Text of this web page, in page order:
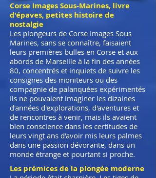
Corse Images Sous-Marines, livre
d'épaves, petites histoire de
nostalgie
Les plongeurs de Corse Images Sous
Marines, sans se connaître, faisaient
leurs premières bulles en Corse et aux
abords de Marseille à la fin des années
80, concentrés et inquiets de suivre les
consignes des moniteurs ou des
compagnie de palanquées expérimentés
Ils ne pouvaient imaginer les dizaines
d'années d'explorations, d'aventures et
de rencontres à venir, mais ils avaient
bien conscience dans les certitudes de
leurs vingt ans d'avoir mis leurs palmes
dans une passion dévorante, dans un
monde étrange et pourtant si proche.
Les prémices de la plongée moderne